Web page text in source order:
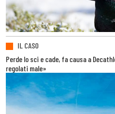
IL CASO
Perde lo sci e cade, fa causa a
regolati male»